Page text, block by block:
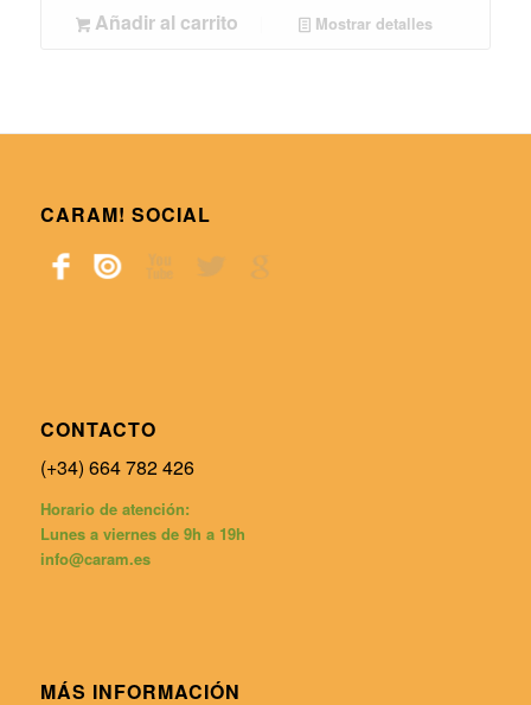
Añadir al carrito Mostrar detalles
CARAM! SOCIAL
CONTACTO
(+34) 664 782 426
Horario de atención:
Lunes a viernes de 9h a 19h
info@caram.es
MÁS INFORMACIÓN